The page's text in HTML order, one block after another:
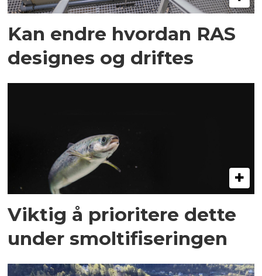
Kan endre hvordan RAS
designes og driftes
Viktig å prioritere dette
under smoltifiseringen